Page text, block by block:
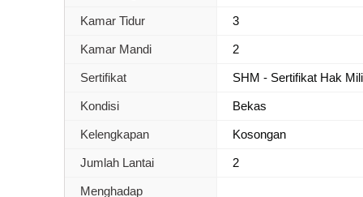
Kamar Tidur 3
Kamar Mandi 2
Sertifikat SHM - Sertifikat Hak
Kondisi Bekas
Kelengkapan Kosongan
Jumlah Lantai 2
Menghadap